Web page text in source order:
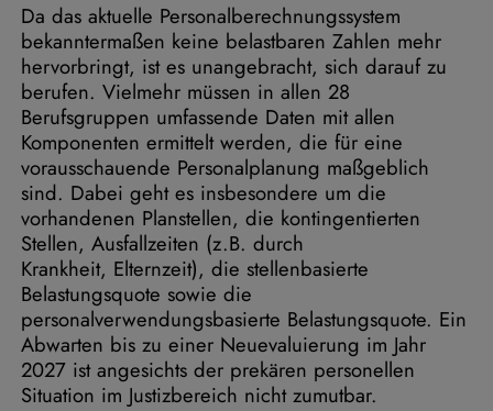
Da das aktuelle Personalberechnungssystem
bekanntermaßen keine belastbaren Zahlen mehr
hervorbringt, ist es unangebracht, sich darauf zu
berufen. Vielmehr müssen in allen 28
Berufsgruppen umfassende Daten mit allen
Komponenten ermittelt werden, die für eine
vorausschauende Personalplanung maßgeblich
sind. Dabei geht es insbesondere um die
vorhandenen Planstellen, die kontingentierten
Stellen, Ausfallzeiten (z.B. durch
Krankheit, Elternzeit), die stellenbasierte
Belastungsquote sowie die
personalverwendungsbasierte Belastungsquote. Ein
Abwarten bis zu einer Neuevaluierung im Jahr
2027 ist angesichts der prekären personellen
Situation im Justizbereich nicht zumutbar.